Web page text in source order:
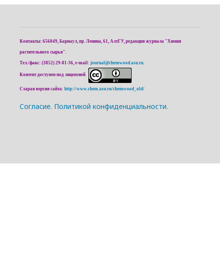
Контакты: 656049, Барнаул, пр. Ленина, 61, АлтГУ, редакция журнала "Химия
растительного сырья".
Тел./факс: (3852) 29-81-36, e-mail: journal@chemwood.asu.ru
Контент доступен под лицензией
Старая версия сайта: http://www.chem.asu.ru/chemwood_old/
Cогласие. Политикой конфиденциальности.